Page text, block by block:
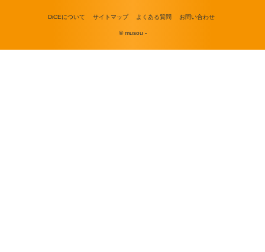
DiCEについて サイトマップ よくある質問 お問い合わせ
© musou -